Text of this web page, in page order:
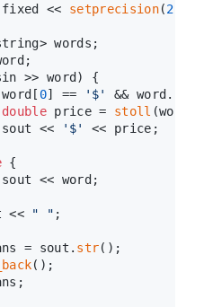
<<
setprecision(2
words;
>> word) {
0] == '$' && word.
double price = stoll (word.
<<
'$'
<< price;
{
<< word;
<<
" " ;
= sout.
str();
();